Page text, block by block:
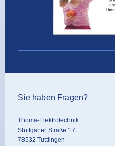
Sie haben Fragen?
Thoma-Elektrotechnik
Stuttgarter Straße 17
78532 Tuttlingen